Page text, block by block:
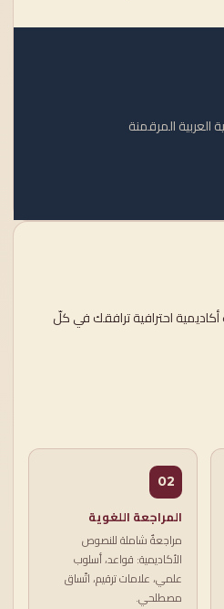
العربية المرقمنة
احترافية ترافقك في كلّ
02
المراجعة اللغوية
مراجعةٌ شاملة للنصوص
الأكاديمية: قواعد، أسلوب
علمي، علامات ترقيم، اتّساق
مصطلحي.